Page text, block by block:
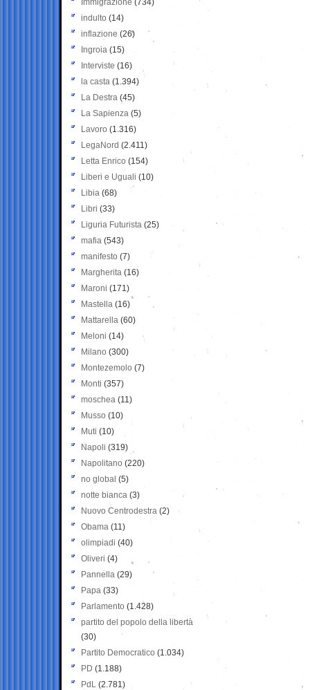
Immigrazione (734)
indulto (14)
inflazione (26)
Ingroia (15)
Interviste (16)
la casta (1.394)
La Destra (45)
La Sapienza (5)
Lavoro (1.316)
LegaNord (2.411)
Letta Enrico (154)
Liberi e Uguali (10)
Libia (68)
Libri (33)
Liguria Futurista (25)
mafia (543)
manifesto (7)
Margherita (16)
Maroni (171)
Mastella (16)
Mattarella (60)
Meloni (14)
Milano (300)
Montezemolo (7)
Monti (357)
moschea (11)
Musso (10)
Muti (10)
Napoli (319)
Napolitano (220)
no global (5)
notte bianca (3)
Nuovo Centrodestra (2)
Obama (11)
olimpiadi (40)
Oliveri (4)
Pannella (29)
Papa (33)
Parlamento (1.428)
partito del popolo della libertà
(30)
Partito Democratico (1.034)
PD (1.188)
PdL (2.781)